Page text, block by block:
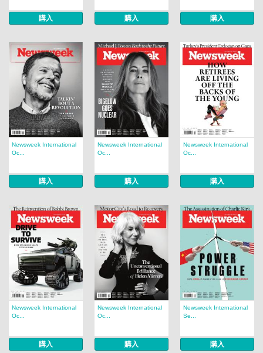
購入 購入 購入
Newsweek International
Oc...
購入
Newsweek International
Oc...
購入
Newsweek International
Oc...
購入
Newsweek International
Oc...
購入
Newsweek International
Oc...
購入
Newsweek International
Se...
購入